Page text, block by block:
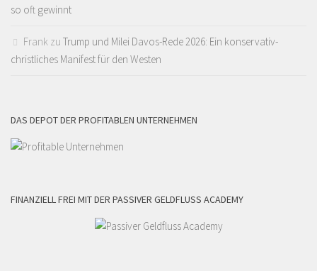
so oft gewinnt
Frank zu Trump und Milei Davos-Rede 2026: Ein konservativ-
christliches Manifest für den Westen
DAS DEPOT DER PROFITABLEN UNTERNEHMEN
FINANZIELL FREI MIT DER PASSIVER GELDFLUSS ACADEMY